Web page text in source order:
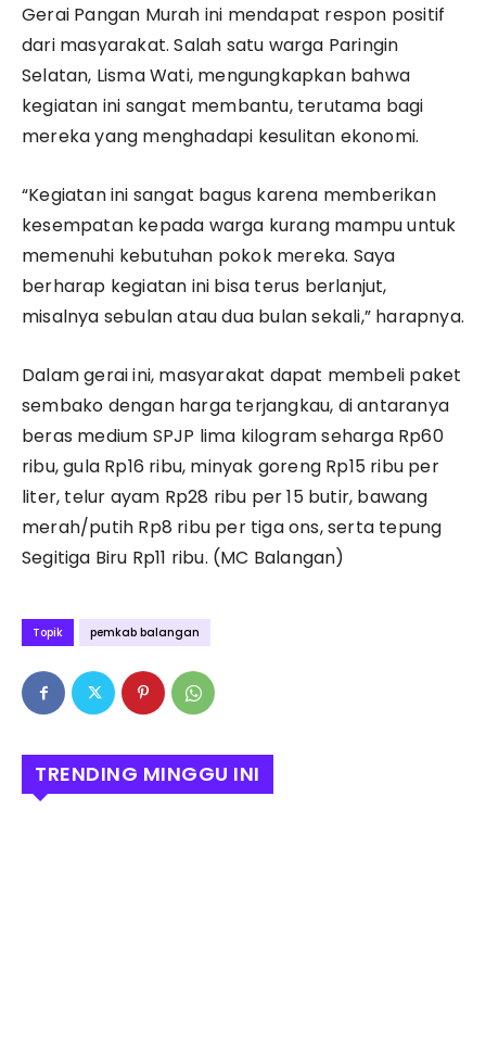
Gerai Pangan Murah ini mendapat respon positif
dari masyarakat. Salah satu warga Paringin
Selatan, Lisma Wati, mengungkapkan bahwa
kegiatan ini sangat membantu, terutama bagi
mereka yang menghadapi kesulitan ekonomi.
“Kegiatan ini sangat bagus karena memberikan
kesempatan kepada warga kurang mampu untuk
memenuhi kebutuhan pokok mereka. Saya
berharap kegiatan ini bisa terus berlanjut,
misalnya sebulan atau dua bulan sekali,” harapnya.
Dalam gerai ini, masyarakat dapat membeli paket
sembako dengan harga terjangkau, di antaranya
beras medium SPJP lima kilogram seharga Rp60
ribu, gula Rp16 ribu, minyak goreng Rp15 ribu per
liter, telur ayam Rp28 ribu per 15 butir, bawang
merah/putih Rp8 ribu per tiga ons, serta tepung
Segitiga Biru Rp11 ribu. (MC Balangan)
Topik pemkab balangan
TRENDING MINGGU INI